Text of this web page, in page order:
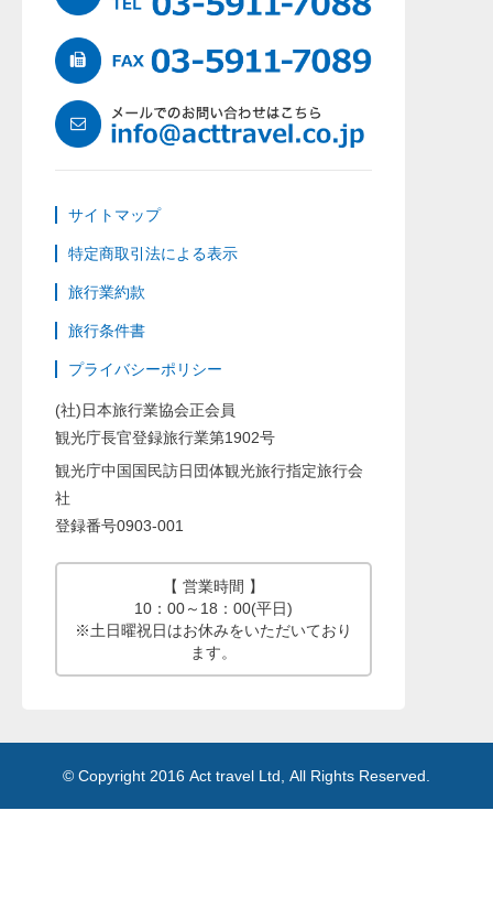
サイトマップ
特定商取引法による表示
旅行業約款
旅行条件書
プライバシーポリシー
(社)日本旅行業協会正会員
観光庁長官登録旅行業第1902号
観光庁中国国民訪日団体観光旅行指定旅行会
社
登録番号0903-001
【 営業時間 】
10：00～18：00(平日)
※土日曜祝日はお休みをいただいており
ます。
© Copyright 2016 Act travel Ltd, All Rights Reserved.